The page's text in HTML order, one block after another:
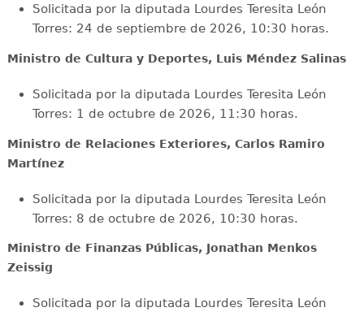
Solicitada por la diputada Lourdes Teresita León
Torres: 24 de septiembre de 2026, 10:30 horas.
Ministro de Cultura y Deportes, Luis Méndez Salinas
Solicitada por la diputada Lourdes Teresita León
Torres: 1 de octubre de 2026, 11:30 horas.
Ministro de Relaciones Exteriores, Carlos Ramiro
Martínez
Solicitada por la diputada Lourdes Teresita León
Torres: 8 de octubre de 2026, 10:30 horas.
Ministro de Finanzas Públicas, Jonathan Menkos
Zeissig
Solicitada por la diputada Lourdes Teresita León